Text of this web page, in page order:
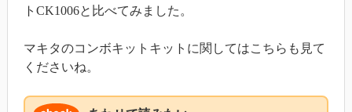
トCK1006と比べてみました。
マキタのコンボキットキットに関してはこちらも見て
くださいね。